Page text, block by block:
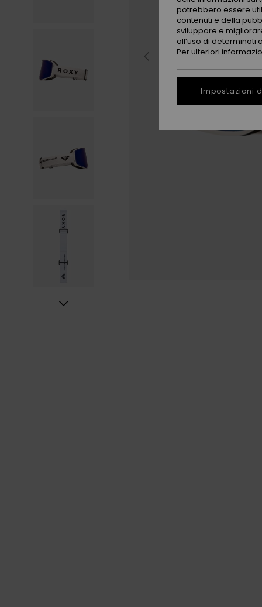
potrebbero essere
contenuti e della
sviluppare e
all’uso di
Per ulteriori
Impostazioni